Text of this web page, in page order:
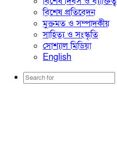
বিশেষ প্রতিবেদন
মুক্তমত ও সম্পাদকীয়
সাহিত্য ও সংস্কৃতি
সোশ্যাল মিডিয়া
English